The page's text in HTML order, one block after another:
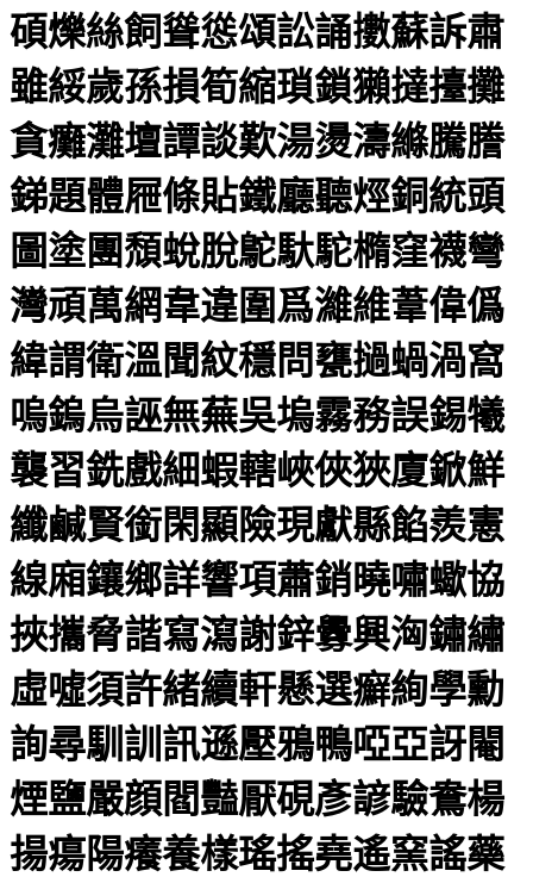
碩爍絲飼聳慫頌訟誦擻蘇訴肅
雖綏歲孫損筍縮瑣鎖獺撻擡攤
貪癱灘壇譚談歎湯燙濤縧騰謄
銻題體屜條貼鐵廳聽烴銅統頭
圖塗團頹蛻脫鴕馱駝橢窪襪彎
灣頑萬網韋違圍爲濰維葦偉僞
緯謂衛溫聞紋穩問甕撾蝸渦窩
嗚鎢烏誣無蕪吳塢霧務誤錫犧
襲習銑戲細蝦轄峽俠狹廈鍁鮮
纖鹹賢銜閑顯險現獻縣餡羨憲
線廂鑲鄉詳響項蕭銷曉嘯蠍協
挾攜脅諧寫瀉謝鋅釁興洶鏽繡
虛噓須許緒續軒懸選癬絢學勳
詢尋馴訓訊遜壓鴉鴨啞亞訝閹
煙鹽嚴顔閻豔厭硯彥諺驗鴦楊
揚瘍陽癢養樣瑤搖堯遙窯謠藥